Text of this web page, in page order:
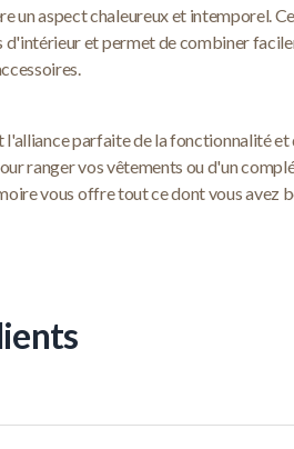
un aspect chaleureux et intemporel.
d'intérieur et permet de combiner
l'alliance parfaite de la fonctionnalité et
ranger vos vêtements ou d'un
vous offre tout ce dont vous avez